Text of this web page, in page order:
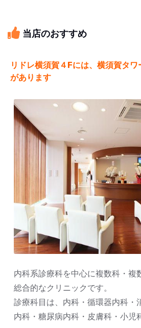
当店のおすすめ
リドレ横須賀４Fには、横須賀タワ
があります
内科系診療科を中心に複数科・複
総合的なクリニックです。
診療科目は、内科・循環器内科・
内科・糖尿病内科・皮膚科・小児